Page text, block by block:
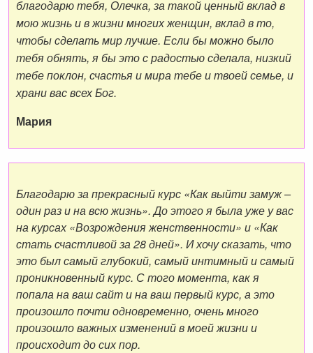
благодарю тебя, Олечка, за такой ценный вклад в
мою жизнь и в жизни многих женщин, вклад в то,
чтобы сделать мир лучше. Если бы можно было
тебя обнять, я бы это с радостью сделала, низкий
тебе поклон, счастья и мира тебе и твоей семье, и
храни вас всех Бог.
Мария
Благодарю за прекрасный курс «Как выйти замуж –
один раз и на всю жизнь». До этого я была уже у вас
на курсах «Возрождения женственности» и «Как
стать счастливой за 28 дней». И хочу сказать, что
это был самый глубокий, самый интимный и самый
проникновенный курс. С того момента, как я
попала на ваш сайт и на ваш первый курс, а это
произошло почти одновременно, очень много
произошло важных изменений в моей жизни и
происходит до сих пор.